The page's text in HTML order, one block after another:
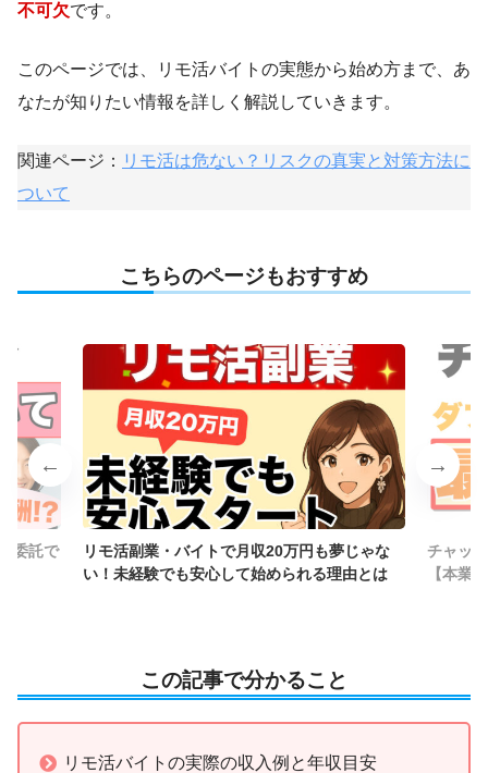
不可欠です。
このページでは、リモ活バイトの実態から始め方まで、あ
なたが知りたい情報を詳しく解説していきます。
関連ページ： リモ活は危ない？リスクの真実と対策方法に
ついて
こちらのページもおすすめ
ゃな
チャットレディがダブルワークに最適な理由
【本業バレせず確実に稼ぐ方法】
チャッ
この記事で分かること
リモ活バイトの実際の収入例と年収目安